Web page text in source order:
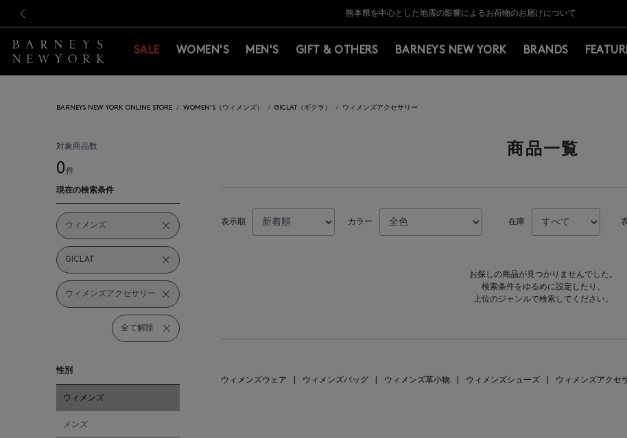
新規登録のお客様も対象！＜MY BARNEYS＞会員のお客様は11,000円（税込）以上のお買上げで常時送料無料！お
【夏季休業に伴う返品・交換承り一時停止のお知らせ】（2026.8.5）
熊本県を中心とした地震の影響によるお荷物のお届けについて
【開催中】SUMMER SALEのご案内・ご注意事項
新規登録のお客様も対象！＜MY BARNEYS＞会員のお客様は11,000円（税込）以上のお買上げで常時送料無料！お
【夏季休業に伴う返品・交換承り一時停止のお知らせ】（2026.8.5）
SALE WOMEN'S MEN'S GIFT & OTHERS BARNEYS NEW YORK BRANDS
BARNEYS NEW YORK ONLINE STORE WOMEN'S（ウィメンズ） GICLAT（ギクラ） ウィメンズアクセサリー
対象商品数
0件
現在の検索条件
ウィメンズ
GICLAT
ウィメンズアクセサリー
全て解除
性別
ウィメンズ
メンズ
商品一覧
表示順 カラー 在庫
お探しの商品が見つかりませんでした。
検索条件をゆるめに設定したり、
上位のジャンルで検索してください。
ウィメンズウェア ウィメンズバッグ ウィメンズ革小物 ウィメンズシューズ ウィメンズアクセ